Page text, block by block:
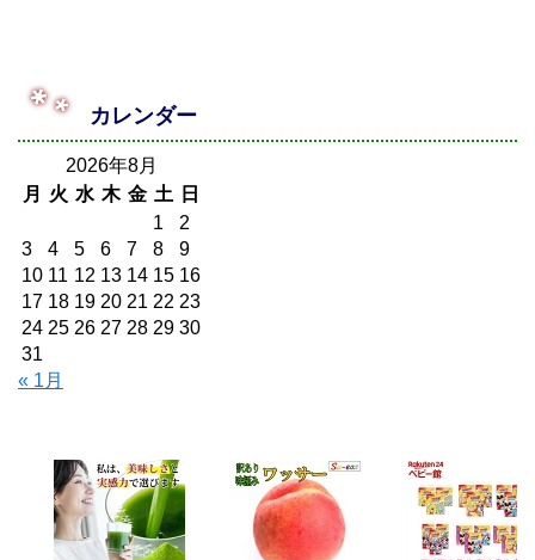
カレンダー
2026年8月
月
火 水 木 金 土
日
1
2
3
4 5 6 7 8
9
10 11 12 13 14 15 16
17 18 19 20 21 22 23
24 25 26 27 28 29 30
31
« 1月